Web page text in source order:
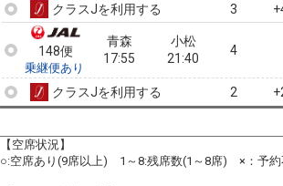
クラスJを利用する 3
148便
乗継便あり
青森
17:55
小松
21:40
4
クラスJを利用する 2
【空席状況】
○:空席あり(9席以上) 1～8:残席数(1～8席) ×：予約